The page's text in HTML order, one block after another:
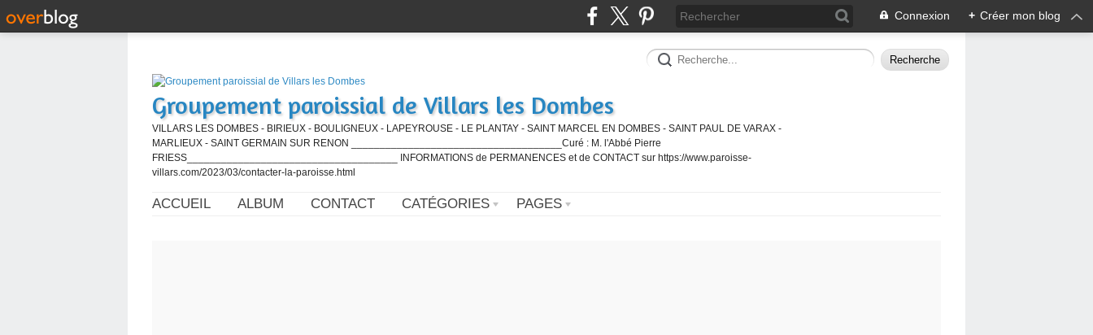
Connexion + Créer mon blog
Groupement paroissial de Villars les Dombes
VILLARS LES DOMBES - BIRIEUX - BOULIGNEUX - LAPEYROUSE - LE PLANTAY - SAINT MARCEL EN DOMBES - SAINT PAUL DE VARAX -
MARLIEUX - SAINT GERMAIN SUR RENON _____________________________________Curé : M. l'Abbé Pierre
FRIESS_____________________________________ INFORMATIONS de PERMANENCES et de CONTACT sur https://www.paroisse-
villars.com/2023/03/contacter-la-paroisse.html
ACCUEIL ALBUM CONTACT CATÉGORIES PAGES